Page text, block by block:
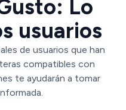
Lo
usuarios
de usuarios que han
compatibles con
te ayudarán a tomar